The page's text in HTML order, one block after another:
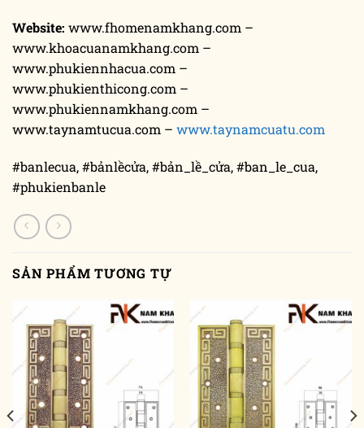
Website: www.fhomenamkhang.com –
www.khoacuanamkhang.com –
www.phukiennhacua.com –
www.phukienthicong.com –
www.phukiennamkhang.com –
www.taynamtucua.com – www.taynamcuatu.com
#banlecua, #bảnlềcửa, #bản_lề_cửa, #ban_le_cua,
#phukienbanle
SẢN PHẨM TƯƠNG TỰ